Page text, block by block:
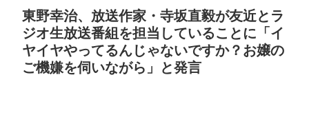
東野幸治、放送作家・寺坂直毅が友近とラ
ジオ生放送番組を担当していることに「イ
ヤイヤやってるんじゃないですか？お嬢の
ご機嫌を伺いながら」と発言